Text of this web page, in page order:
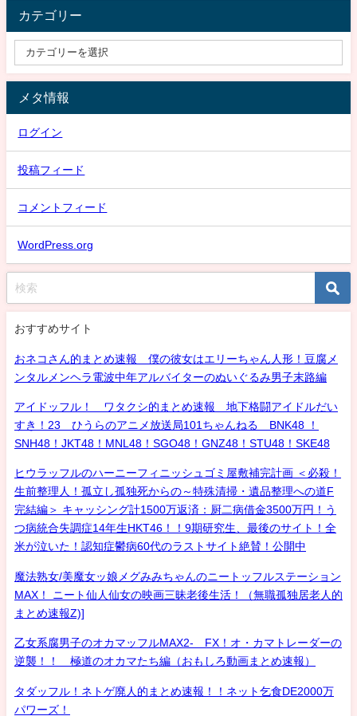
カテゴリー
メタ情報
ログイン
投稿フィード
コメントフィード
WordPress.org
おすすめサイト
おネコさん的まとめ速報 僕の彼女はエリーちゃん人形！豆腐メ
ンタルメンヘラ電波中年アルバイターのぬいぐるみ男子末路編
アイドッフル！ ワタクシ的まとめ速報 地下格闘アイドルだい
すき！23 ひうらのアニメ放送局101ちゃんねる BNK48 ！
SNH48！JKT48！MNL48！SGO48！GNZ48！STU48！SKE48
ヒウラッフルのハーニーフィニッシュゴミ屋敷補完計画 ＜必殺！
生前整理人！孤立し孤独死からの～特殊清掃・遺品整理への道F
完結編＞ キャッシング計1500万返済：厨二病借金3500万円！う
つ病統合失調症14年生HKT46！！9期研究生、最後のサイト！全
米が泣いた！認知症鬱病60代のラストサイト絶賛！公開中
魔法熟女/美魔女ッ娘メグみみちゃんのニートッフルステーション
MAX！ ニート仙人仙女の映画三昧老後生活！（無職孤独居老人的
まとめ速報Z)]
乙女系腐男子のオカマッフルMAX2- FX！オ・カマトレーダーの
逆襲！！ 極道のオカマたち編（おもしろ動画まとめ速報）
タダッフル！ネトゲ廃人的まとめ速報！！ネット乞食DE2000万
パワーズ！